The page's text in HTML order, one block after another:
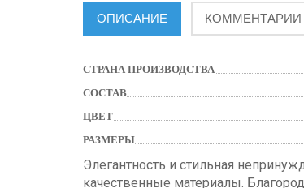
ОПИСАНИЕ КОММЕНТАРИИ
СТРАНА ПРОИЗВОДСТВА
СОСТАВ
ЦВЕТ
РАЗМЕРЫ
Элегантность и стильная
качественные материалы.